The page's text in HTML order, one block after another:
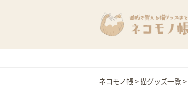
ネコモノ帳>猫グッズ一覧>